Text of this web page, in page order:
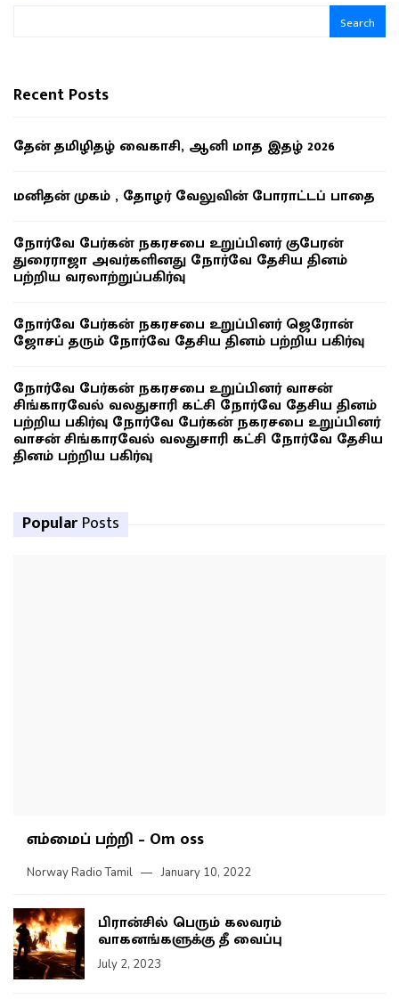
Search
Recent Posts
தேன் தமிழிதழ் வைகாசி, ஆனி மாத இதழ் 2026
மனிதன் முகம் , தோழர் வேலுவின் போராட்டப் பாதை
நோர்வே பேர்கன் நகரசபை உறுப்பினர் குபேரன்
துரைராஜா அவர்களினது நோர்வே தேசிய தினம்
பற்றிய வரலாற்றுப்பகிர்வு
நோர்வே பேர்கன் நகரசபை உறுப்பினர் ஜெரோன்
ஜோசப் தரும் நோர்வே தேசிய தினம் பற்றிய பகிர்வு
நோர்வே பேர்கன் நகரசபை உறுப்பினர் வாசன்
சிங்காரவேல் வலதுசாரி கட்சி நோர்வே தேசிய தினம்
பற்றிய பகிர்வு நோர்வே பேர்கன் நகரசபை உறுப்பினர்
வாசன் சிங்காரவேல் வலதுசாரி கட்சி நோர்வே தேசிய
தினம் பற்றிய பகிர்வு
Popular Posts
எம்மைப் பற்றி – Om oss
Norway Radio Tamil January 10, 2022
பிரான்சில் பெரும் கலவரம்
வாகனங்களுக்கு தீ வைப்பு
July 2, 2023